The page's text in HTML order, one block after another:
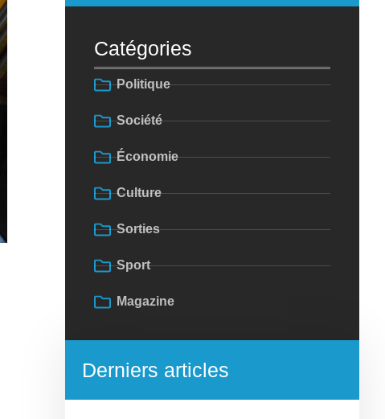
Catégories
Politique
Société
Économie
Culture
Sorties
Sport
Magazine
Derniers articles